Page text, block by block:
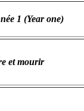
1 (Year one)
et mourir